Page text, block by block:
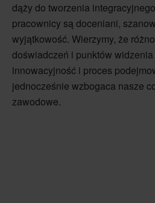
dąży do tworzenia
pracownicy są doceniani,
wyjątkowość. Wierzymy, że
doświadczeń i punktów
innowacyjność i proces
jednocześnie wzbogaca nasze
zawodowe.